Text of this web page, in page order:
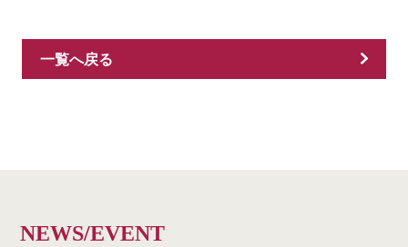
一覧へ戻る
NEWS/EVENT